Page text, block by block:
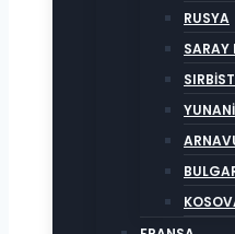
RUSYA
SARAY